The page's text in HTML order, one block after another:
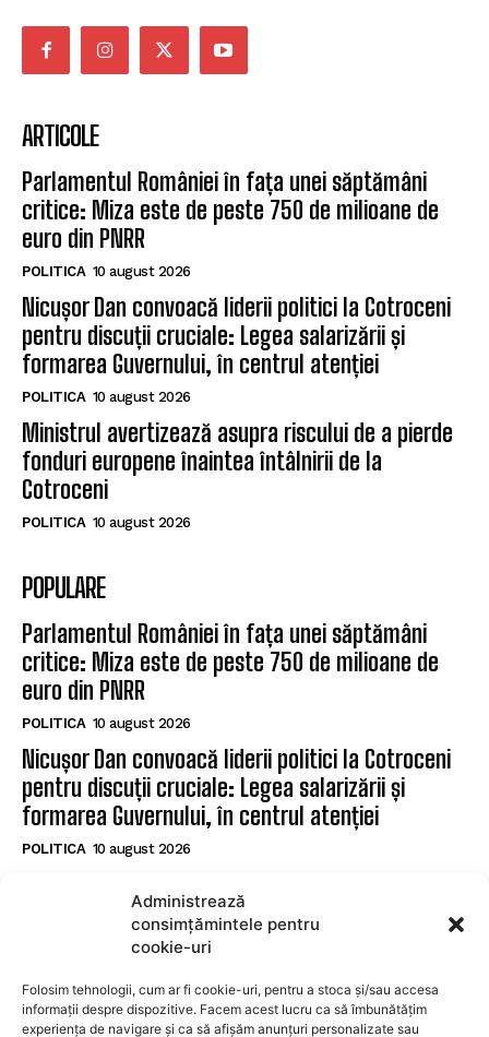
Administrează
consimțămintele pentru
cookie-uri
Folosim tehnologii, cum ar fi cookie-uri, pentru a stoca și/sau accesa
informații despre dispozitive. Facem acest lucru ca să îmbunătățim
experiența de navigare și ca să afișăm anunțuri personalizate sau
ARTICOLE
Parlamentul României în fața unei săptămâni
critice: Miza este de peste 750 de milioane de
euro din PNRR
POLITICA 10 august 2026
Nicușor Dan convoacă liderii politici la Cotroceni
pentru discuții cruciale: Legea salarizării și
formarea Guvernului, în centrul atenției
POLITICA 10 august 2026
Ministrul avertizează asupra riscului de a pierde
fonduri europene înaintea întâlnirii de la
Cotroceni
POLITICA 10 august 2026
POPULARE
Parlamentul României în fața unei săptămâni
critice: Miza este de peste 750 de milioane de
euro din PNRR
POLITICA 10 august 2026
Nicușor Dan convoacă liderii politici la Cotroceni
pentru discuții cruciale: Legea salarizării și
formarea Guvernului, în centrul atenției
POLITICA 10 august 2026
fonduri europene înaintea întâlnirii de la